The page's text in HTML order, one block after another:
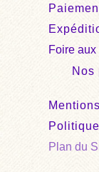
Foire
Nos
Plan du